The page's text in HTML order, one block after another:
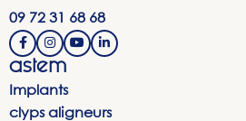
09 72 31 68 68
astem
Implants
clyps aligneurs